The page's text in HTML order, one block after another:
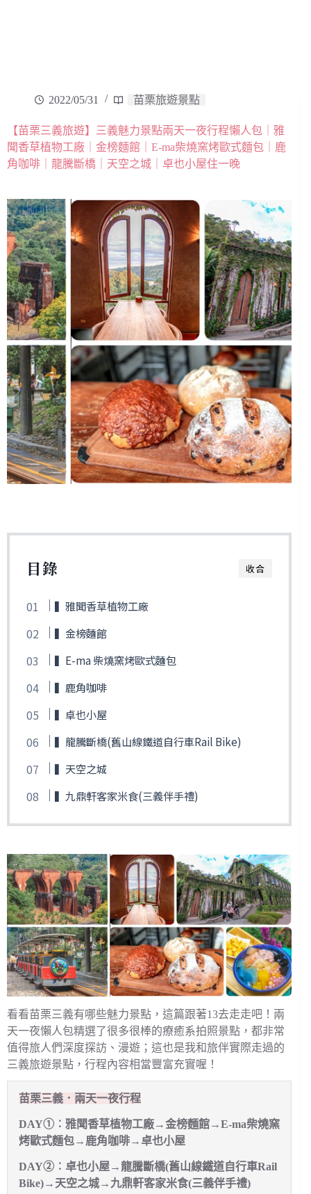
2022/05/31 苗栗旅遊景點
【苗栗三義旅遊】三義魅力景點兩天一夜行程懶人包｜雅
聞香草植物工廠｜金榜麵館｜E-ma柴燒窯烤歐式麵包｜鹿
角咖啡｜龍騰斷橋｜天空之城｜卓也小屋住一晚
收合
目錄
▍雅聞香草植物工廠
▍金榜麵館
▍E-ma 柴燒窯烤歐式麵包
▍鹿角咖啡
▍卓也小屋
▍龍騰斷橋(舊山線鐵道自行車Rail Bike)
▍天空之城
▍九鼎軒客家米食(三義伴手禮)
看看苗栗三義有哪些魅力景點，這篇跟著13去走走吧！兩
天一夜懶人包精選了很多很棒的療癒系拍照景點，都非常
值得旅人們深度探訪、漫遊；這也是我和旅伴實際走過的
三義旅遊景點，行程內容相當豐富充實喔！
苗栗三義．兩天一夜行程
DAY①︰雅聞香草植物工廠→金榜麵館→E-ma柴燒窯
烤歐式麵包→鹿角咖啡→卓也小屋
DAY②︰卓也小屋→龍騰斷橋(舊山線鐵道自行車Rail
Bike)→天空之城→九鼎軒客家米食(三義伴手禮)